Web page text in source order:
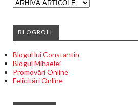
BLOGROLL
Blogul lui Constantin
Blogul Mihaelei
Promovări Online
Felicitări Online